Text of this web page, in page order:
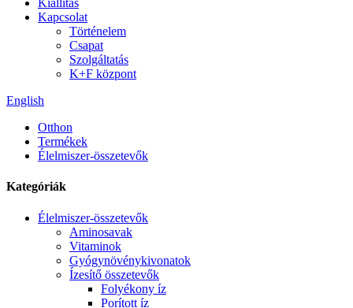
Kiállítás
Kapcsolat
Történelem
Csapat
Szolgáltatás
K+F központ
English
Otthon
Termékek
Élelmiszer-összetevők
Kategóriák
Élelmiszer-összetevők
Aminosavak
Vitaminok
Gyógynövénykivonatok
Ízesítő összetevők
Folyékony íz
Porított íz